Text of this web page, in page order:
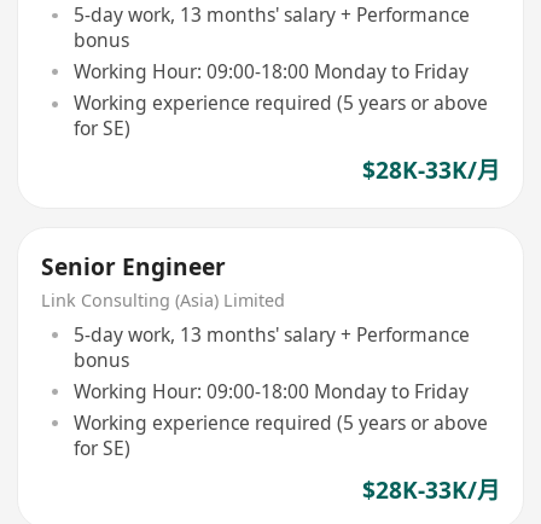
5-day work, 13 months' salary + Performance
bonus
Working Hour: 09:00-18:00 Monday to Friday
Working experience required (5 years or above
for SE)
$28K-33K/月
Senior Engineer
Link Consulting (Asia) Limited
5-day work, 13 months' salary + Performance
bonus
Working Hour: 09:00-18:00 Monday to Friday
Working experience required (5 years or above
for SE)
$28K-33K/月